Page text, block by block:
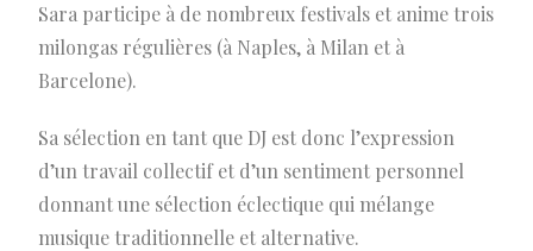
Sara participe à de nombreux festivals et anime trois
milongas régulières (à Naples, à Milan et à
Barcelone).
Sa sélection en tant que DJ est donc l’expression
d’un travail collectif et d’un sentiment personnel
donnant une sélection éclectique qui mélange
musique traditionnelle et alternative.